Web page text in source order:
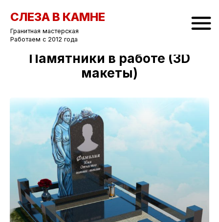
СЛЕЗА В КАМНЕ
Гранитная мастерская
Работаем с 2012 года
Памятники в работе (3D
макеты)